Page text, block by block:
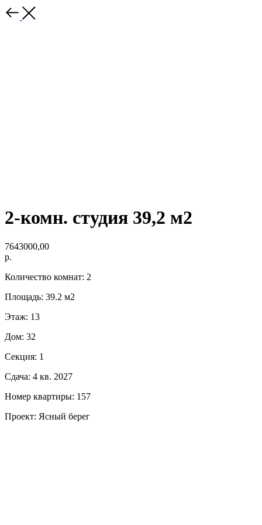
2-комн. студия 39,2 м2
7643000,00
р.
Количество комнат: 2
Площадь: 39.2 м2
Этаж: 13
Дом: 32
Секция: 1
Сдача: 4 кв. 2027
Номер квартиры: 157
Проект: Ясный берег